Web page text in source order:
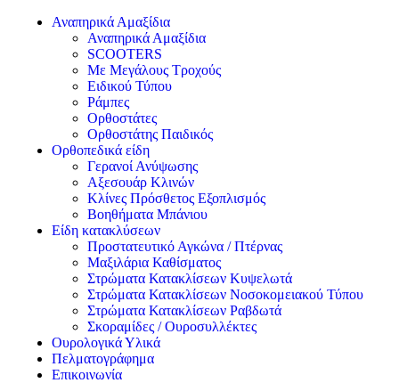
Αναπηρικά Αμαξίδια
Αναπηρικά Αμαξίδια
SCOOTERS
Με Μεγάλους Τροχούς
Ειδικού Τύπου
Ράμπες
Ορθοστάτες
Ορθοστάτης Παιδικός
Ορθοπεδικά είδη
Γερανοί Ανύψωσης
Αξεσουάρ Κλινών
Κλίνες Πρόσθετος Εξοπλισμός
Βοηθήματα Μπάνιου
Είδη κατακλύσεων
Προστατευτικό Αγκώνα / Πτέρνας
Μαξιλάρια Καθίσματος
Στρώματα Κατακλίσεων Κυψελωτά
Στρώματα Κατακλίσεων Νοσοκομειακού Τύπου
Στρώματα Κατακλίσεων Ραβδωτά
Σκοραμίδες / Ουροσυλλέκτες
Ουρολογικά Υλικά
Πελματογράφημα
Επικοινωνία